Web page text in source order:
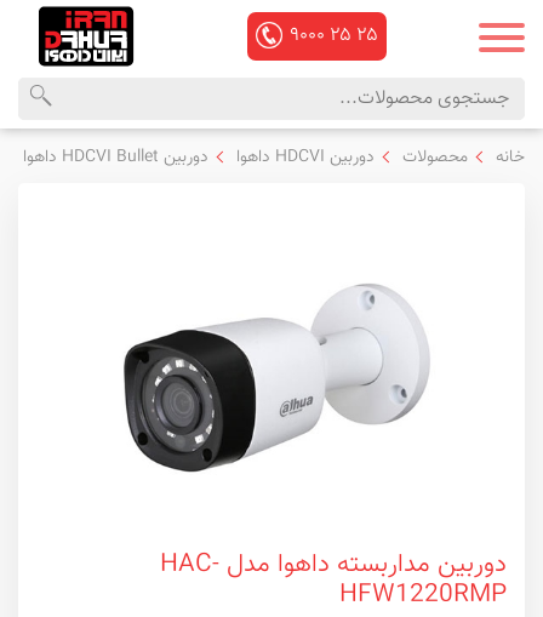
۹۰۰۰ ۲۵ ۲۵
محصولات
منوی
اصلی
خانه محصولات دوربین HDCVI داهوا دوربین HDCVI Bullet داهوا
دوربین مداربسته داهوا مدل HAC-
HFW1220RMP